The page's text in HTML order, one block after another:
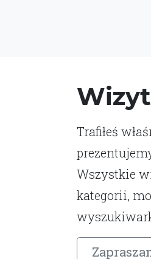
Trafiłeś
Wszystkie
kategorii,